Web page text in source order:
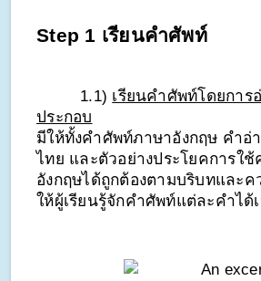
Step 1 เรียนคำศัพท์
1.1) เรียนคำศัพท์โดยกา
ประกอบ
มีให้ทั้งคำศัพท์ภาษาอังกฤษ คำอ่
ไทย และตัวอย่างประโยคการใ
อังกฤษได้ถูกต้องตามบริบทและ
ให้ผู้เรียนรู้จักคำศัพท์แต่ละคำได้